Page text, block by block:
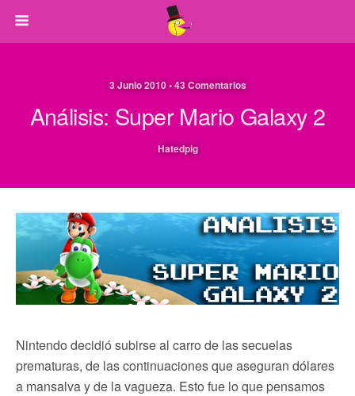
3 Junio 2010 • 43 Comentarios
Análisis: Super Mario Galaxy 2
Hatedpig
Nintendo decidió subirse al carro de las secuelas
prematuras, de las continuaciones que aseguran dólares
a mansalva y de la vagueza. Esto fue lo que pensamos